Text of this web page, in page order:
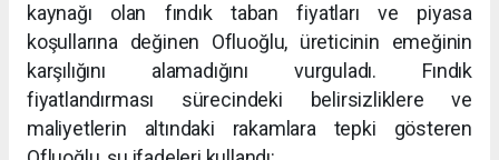
kaynağı olan fındık taban fiyatları ve piyasa
koşullarına değinen Ofluoğlu, üreticinin emeğinin
karşılığını alamadığını vurguladı. Fındık
fiyatlandırması sürecindeki belirsizliklere ve
maliyetlerin altındaki rakamlara tepki gösteren